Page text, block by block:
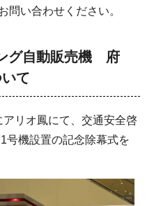
問い合わせください。
グ自動販売機 府
て
リオ鳳にて、交通安全啓
号機設置の記念除幕式を